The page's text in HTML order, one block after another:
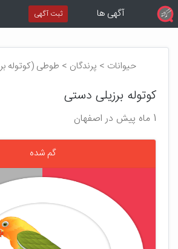
آگهی ها ثبت آگهی
حیوانات > پرندگان > طوطی (کوتوله
کوتوله برزیلی دستی
1 ماه پیش در اصفهان
گم شده